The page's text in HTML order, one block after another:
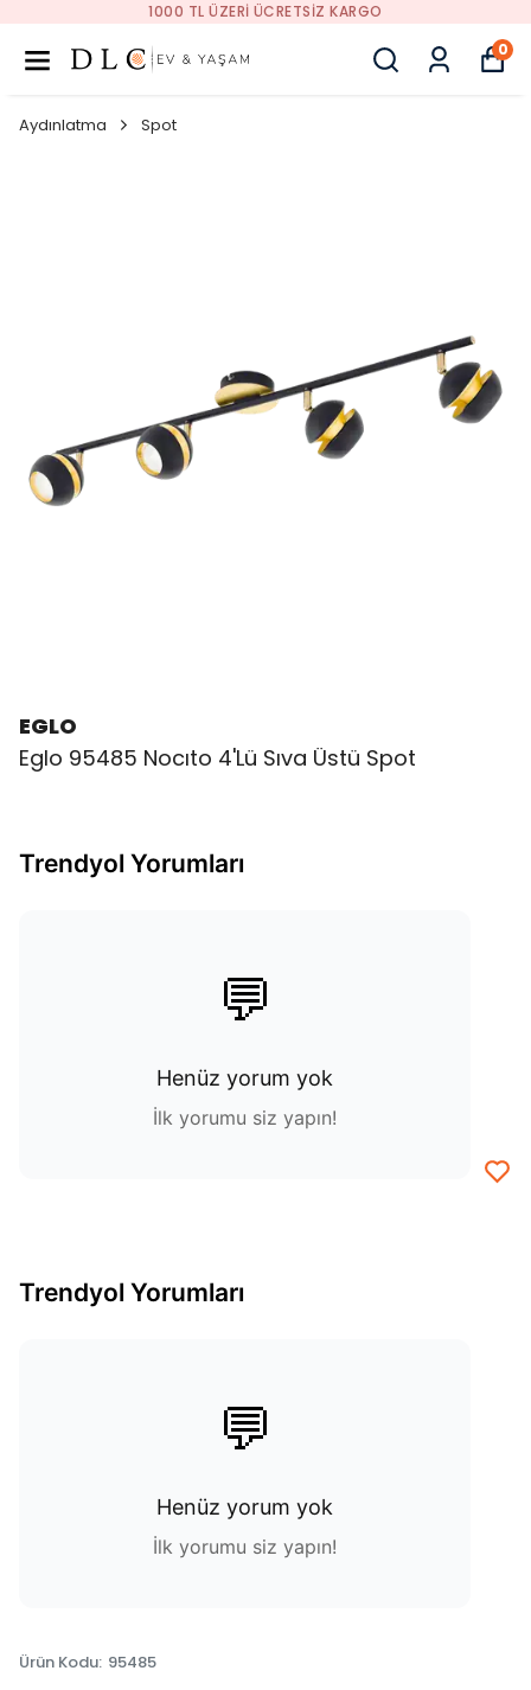
1000 TL ÜZERI ÜCRETSIZ KARGO
0
Aydınlatma Spot
EGLO
Eglo 95485 Nocıto 4'Lü Sıva Üstü Spot
Trendyol Yorumları
💬
Henüz yorum yok
İlk yorumu siz yapın!
Trendyol Yorumları
💬
Henüz yorum yok
İlk yorumu siz yapın!
Ürün Kodu: 95485